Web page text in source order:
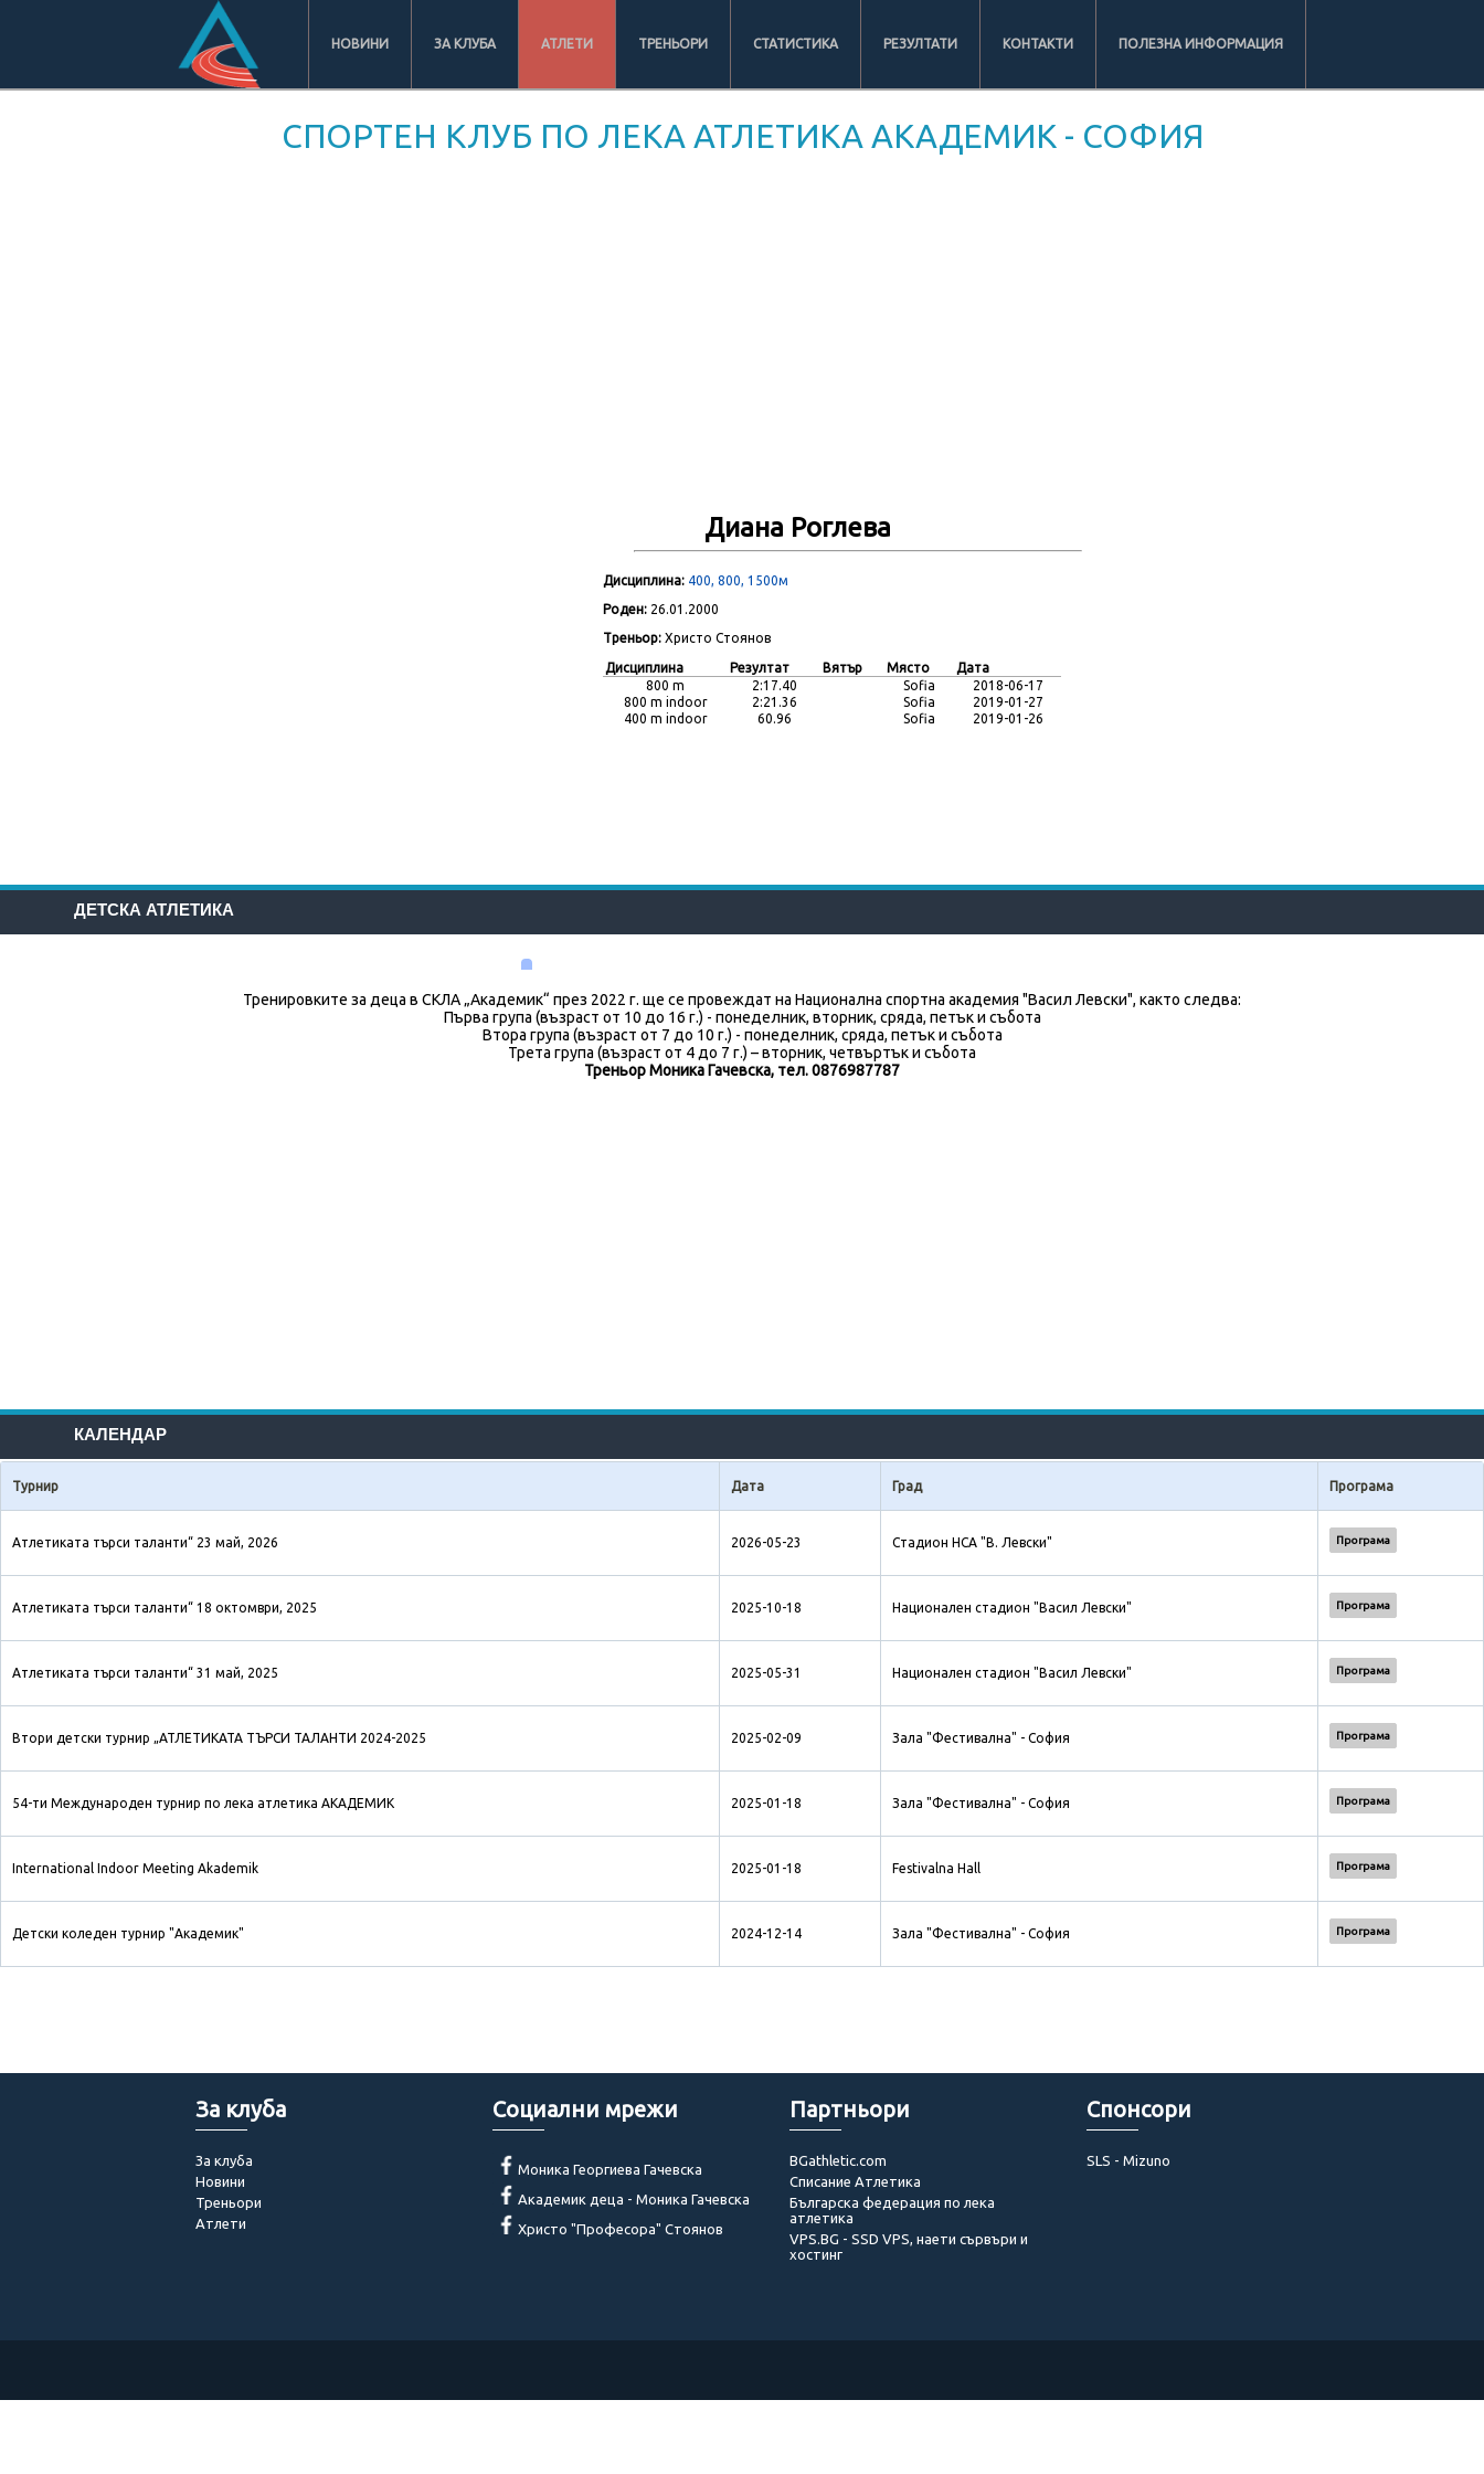
НОВИНИ ЗА КЛУБА АТЛЕТИ ТРЕНЬОРИ СТАТИСТИКА РЕЗУЛТАТИ КОНТАКТИ ПОЛЕЗНА ИНФОРМАЦИЯ
СПОРТЕН КЛУБ ПО ЛЕКА АТЛЕТИКА АКАДЕМИК - СОФИЯ
Диана Роглева
Дисциплина: 400, 800, 1500м
Роден: 26.01.2000
Треньор: Христо Стоянов
Дисциплина Резултат Вятър Място
Дата
800 m
2:17.40 Sofia
2018-06-17
800 m indoor
2:21.36 Sofia
2019-01-27
400 m indoor
60.96 Sofia 2019-01-26
ДЕТСКА АТЛЕТИКА
Тренировките за деца в СКЛА „Академик“ през 2022 г. ще се провеждат на Национална спортна академия "Васил Левски", както следва:
Първа група (възраст от 10 до 16 г.) - понеделник, вторник, сряда, петък и събота
Втора група (възраст от 7 до 10 г.) - понеделник, сряда, петък и събота
Трета група (възраст от 4 до 7 г.) – вторник, четвъртък и събота
Треньор Моника Гачевска, тел. 0876987787
КАЛЕНДАР
Турнир Дата Град Програма
Атлетиката търси таланти“ 23 май, 2026 2026-05-23 Стадион НСА "В. Левски" Програма
Атлетиката търси таланти“ 18 октомври, 2025 2025-10-18 Национален стадион "Васил Левски" Програма
Атлетиката търси таланти“ 31 май, 2025 2025-05-31 Национален стадион "Васил Левски" Програма
Втори детски турнир „АТЛЕТИКАТА ТЪРСИ ТАЛАНТИ 2024-2025 2025-02-09 Зала "Фестивална" - София Програма
54-ти Международен турнир по лека атлетика АКАДЕМИК 2025-01-18 Зала "Фестивална" - София Програма
International Indoor Meeting Akademik 2025-01-18 Festivalna Hall Програма
Детски коледен турнир "Академик" 2024-12-14 Зала "Фестивална" - София Програма
За клуба
За клуба
Новини
Треньори
Атлети
Социални мрежи
Моника Георгиева Гачевска
Академик деца - Моника Гачевска
Христо "Професора" Стоянов
Партньори
BGathletic.com
Списание Атлетика
Българска федерация по лека
атлетика
VPS.BG - SSD VPS, наети сървъри и
хостинг
Спонсори
SLS - Mizuno